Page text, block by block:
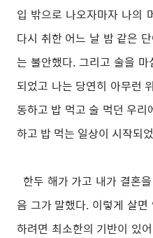
입 밖으로 나오자마자 나의
다시 취한 어느 날 밤 같은
는 불안했다. 그리고 술을
되었고 나는 당연히 아무런
동하고 밥 먹고 술 먹던 우
하고 밥 먹는 일상이 시작되
한두 해가 가고 내가 결혼
음 그가 말했다. 이렇게 살
하려면 최소한의 기반이 있